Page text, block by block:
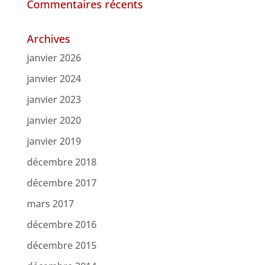
Commentaires récents
Archives
janvier 2026
janvier 2024
janvier 2023
janvier 2020
janvier 2019
décembre 2018
décembre 2017
mars 2017
décembre 2016
décembre 2015